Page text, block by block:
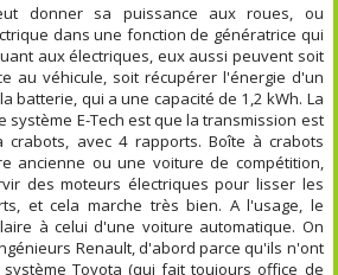
donner sa puissance aux roues, ou
dans une fonction de génératrice qui
aux électriques, eux aussi peuvent soit
au véhicule, soit récupérer l'énergie d'un
batterie, qui a une capacité de 1,2 kWh. La
système E-Tech est que la transmission est
avec 4 rapports. Boîte à crabots
ancienne ou une voiture de compétition,
des moteurs électriques pour lisser les
et cela marche très bien. A l'usage, le
à celui d'une voiture automatique. On
Renault, d'abord parce qu'ils n'ont
Toyota (qui fait toujours office de